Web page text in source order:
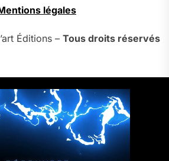
légales
Éditions – Tous droits réservés